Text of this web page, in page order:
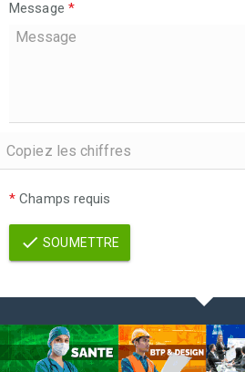
Message *
* Champs requis
SOUMETTRE